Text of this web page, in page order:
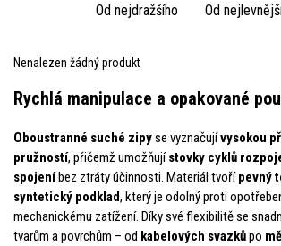
Od nejdražšího Od
Nenalezen žádný produkt
Rychlá manipulace a opakované
Oboustranné suché zipyse vyznačujívysokou
pružností, přičemž umožňujístovky cyklů
spojeníbez ztráty účinnosti. Materiál tvořípevný
syntetický podklad, který je odolný proti
mechanickému zatížení. Díky své flexibilitě se
tvarům a povrchům – od kabelových svazkůpo